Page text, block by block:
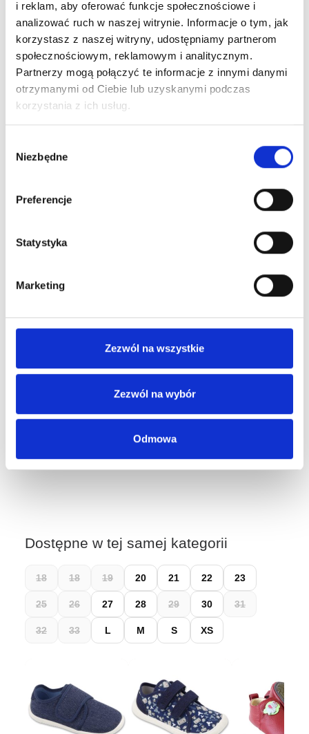
i reklam, aby oferować funkcje społecznościowe i
analizować ruch w naszej witrynie. Informacje o tym, jak
korzystasz z naszej witryny, udostępniamy partnerom
społecznościowym, reklamowym i analitycznym.
Partnerzy mogą połączyć te informacje z innymi danymi
otrzymanymi od Ciebie lub uzyskanymi podczas
korzystania z ich usług.
zgody
Niezbędne
Preferencje
Statystyka
Marketing
Zezwól na wszystkie
Zezwól na wybór
Odmowa
Kapcie
do
przedszkola
barefoot
145Y004
Dodaj do koszyka
Bezpieczne płatności
Zamów w ciągu
Darmowa dostawa
Dla zamówień od 299 zł
Kraków, ul. Grodzka 60
Kraków, ul. Długa 76
Wybierz rozmiar, aby sprawdzić dostępność w sklepach.
Łatwy zwrot do 14 dni przez
Dostępne w tej samej kategorii
18 18 19 20 21 22 23
25 26 27 28 29 30 31
32 33 L M S XS